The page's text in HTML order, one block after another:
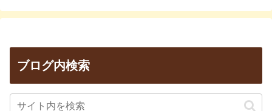
ブログ内検索